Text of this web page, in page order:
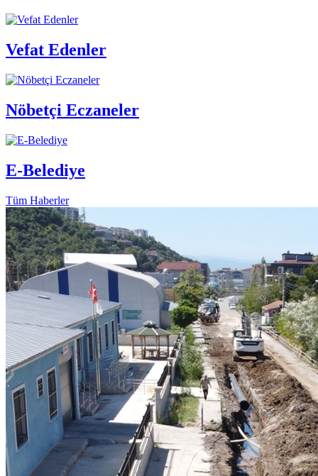
Vefat Edenler
Nöbetçi Eczaneler
E-Belediye
Tüm Haberler